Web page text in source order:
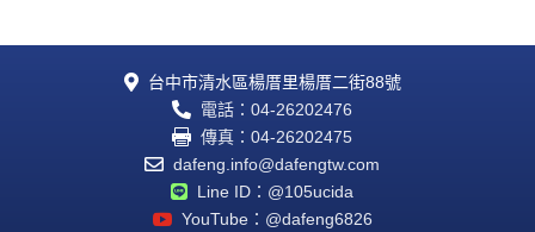
 台中市清水區楊厝里楊厝二街88號
 電話：04-26202476
 傳真：04-26202475
 dafeng.info@dafengtw.com
 Line ID：@105ucida
 YouTube：@dafeng6826